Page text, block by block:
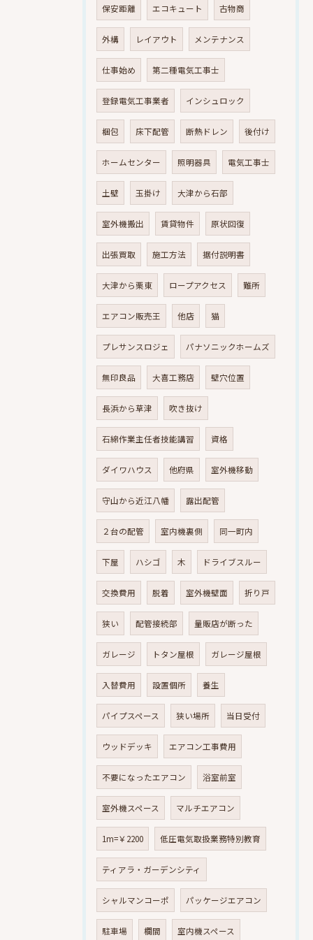
保安距離 エコキュート 古物商
外構 レイアウト メンテナンス
仕事始め 第二種電気工事士
登録電気工事業者 インシュロック
梱包 床下配管 断熱ドレン 後付け
ホームセンター 照明器具 電気工事士
土壁 玉掛け 大津から石部
室外機搬出 賃貸物件 原状回復
出張買取 施工方法 据付説明書
大津から栗東 ロープアクセス 難所
エアコン販売王 他店 猫
プレサンスロジェ パナソニックホームズ
無印良品 大喜工務店 壁穴位置
長浜から草津 吹き抜け
石綿作業主任者技能講習 資格
ダイワハウス 他府県 室外機移動
守山から近江八幡 露出配管
２台の配管 室内機裏側 同一町内
下屋 ハシゴ 木 ドライブスルー
交換費用 脱着 室外機壁面 折り戸
狭い 配管接続部 量販店が断った
ガレージ トタン屋根 ガレージ屋根
入替費用 設置個所 養生
パイプスペース 狭い場所 当日受付
ウッドデッキ エアコン工事費用
不要になったエアコン 浴室前室
室外機スペース マルチエアコン
1m=￥2200 低圧電気取扱業務特別教育
ティアラ・ガーデンシティ
シャルマンコーポ パッケージエアコン
駐車場 欄間 室内機スペース